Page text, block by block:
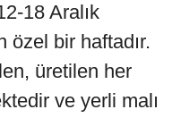
18 Aralık
özel bir haftadır.
üretilen her
ve yerli malı